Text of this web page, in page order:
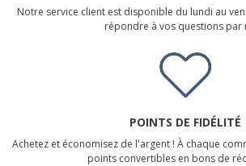
Notre service client est disponible du lundi au
répondre à vos questions par
POINTS DE FIDÉLITÉ
Achetez et économisez de l'argent ! À chaque
points convertibles en bons de